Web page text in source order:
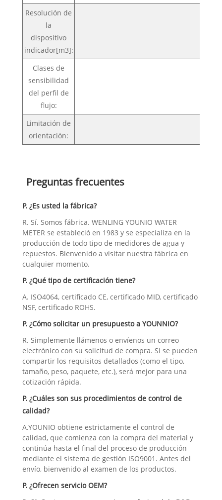
Resolución de
la
dispositivo
indicador[m3]:
Clases de
sensibilidad
del perfil de
flujo:
Limitación de
orientación:
Preguntas frecuentes
P. ¿Es usted la fábrica?
R. Sí. Somos fábrica. WENLING YOUNIO WATER
METER se estableció en 1983 y se especializa en la
producción de todo tipo de medidores de agua y
repuestos. Bienvenido a visitar nuestra fábrica en
cualquier momento.
P. ¿Qué tipo de certificación tiene?
A. ISO4064, certificado CE, certificado MID, certificado
NSF, certificado ROHS.
P. ¿Cómo solicitar un presupuesto a YOUNNIO?
R. Simplemente llámenos o envíenos un correo
electrónico con su solicitud de compra. Si se pueden
compartir los requisitos detallados (como el tipo,
tamaño, peso, paquete, etc.), será mejor para una
cotización rápida.
P. ¿Cuáles son sus procedimientos de control de
calidad?
A.YOUNIO obtiene estrictamente el control de
calidad, que comienza con la compra del material y
continúa hasta el final del proceso de producción
mediante el sistema de gestión ISO9001. Antes del
envío, bienvenido al examen de los productos.
P. ¿Ofrecen servicio OEM?